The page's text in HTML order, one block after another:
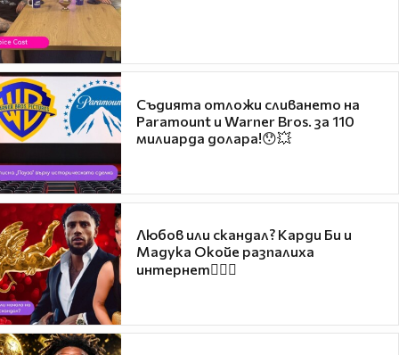
Съдията отложи сливането на
Paramount и Warner Bros. за 110
милиарда долара!😯💥
Любов или скандал? Карди Би и
Мадука Окойе разпалиха
интернет❤️‍🔥🔥